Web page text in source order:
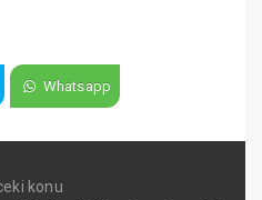
Whatsapp
konu